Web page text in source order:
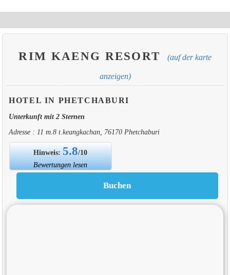
RIM KAENG RESORT (auf der karte
anzeigen)
HOTEL IN PHETCHABURI
Unterkunft mit 2 Sternen
Adresse : 11 m.8 t.keangkachan, 76170 Phetchaburi
Hinweis:5.8/10
Bewertungen lesen